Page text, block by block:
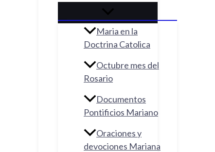
Maria en la
Doctrina Catolica
Octubre mes del
Rosario
Documentos
Pontificios Mariano
Oraciones y
devociones Mariana